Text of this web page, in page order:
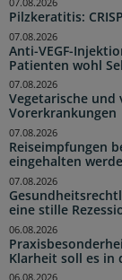
Pilzkeratitis:
07.08.2026
Anti-VEGF-
Patienten wohl
07.08.2026
Vegetarische und
Vorerkrankungen
07.08.2026
Reiseimpfungen
eingehalten
07.08.2026
eine stille
07.08.2026
Klarheit soll es in
06.08.2026